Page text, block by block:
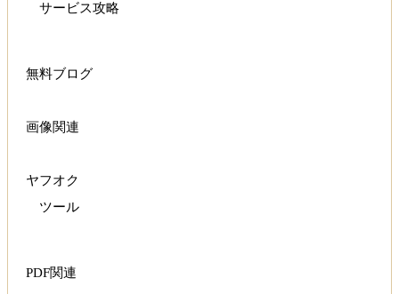
サービス攻略
無料ブログ
画像関連
ヤフオク
ツール
PDF関連